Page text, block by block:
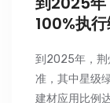
100%执
到2025年，荆
准，其中星级
建材应用比例